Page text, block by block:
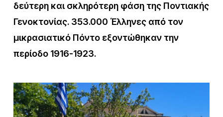
δεύτερη και σκληρότερη φάση της Ποντιακής
Γενοκτονίας. 353.000 Έλληνες από τον
μικρασιατικό Πόντο εξοντώθηκαν την
περίοδο 1916-1923.